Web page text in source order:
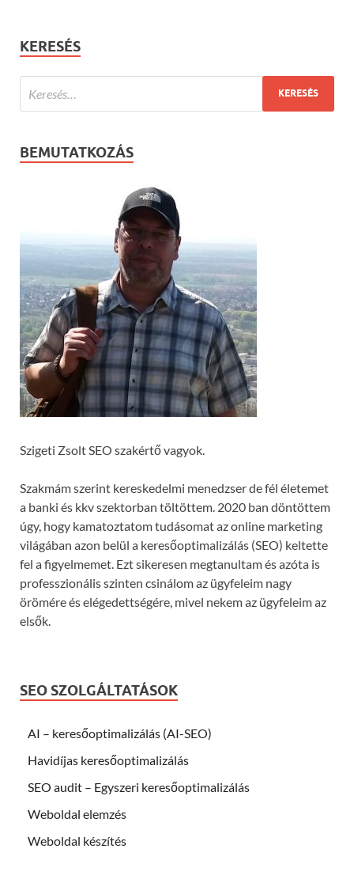
KERESÉS
BEMUTATKOZÁS
Szigeti Zsolt SEO szakértő vagyok.
Szakmám szerint kereskedelmi menedzser de fél életemet
a banki és kkv szektorban töltöttem. 2020 ban döntöttem
úgy, hogy kamatoztatom tudásomat az online marketing
világában azon belül a keresőoptimalizálás (SEO) keltette
fel a figyelmemet. Ezt sikeresen megtanultam és azóta is
professzionális szinten csinálom az ügyfeleim nagy
örömére és elégedettségére, mivel nekem az ügyfeleim az
elsők.
SEO SZOLGÁLTATÁSOK
AI – keresőoptimalizálás (AI-SEO)
Havidíjas keresőoptimalizálás
SEO audit – Egyszeri keresőoptimalizálás
Weboldal elemzés
Weboldal készítés